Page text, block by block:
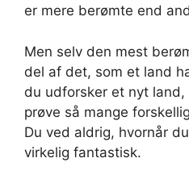
er mere berømte end
Men selv den mest
del af det, som et land
du udforsker et nyt
prøve så mange
Du ved aldrig, hvornår
virkelig fantastisk.